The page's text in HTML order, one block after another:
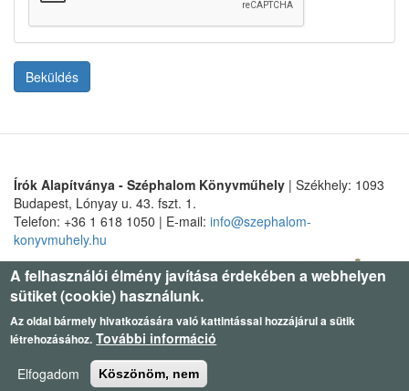
Beküldés
Írók Alapítványa - Széphalom Könyvműhely | Székhely: 1093
Budapest, Lónyay u. 43. fszt. 1.
Telefon: +36 1 618 1050 | E-mail: info@szephalom-
konyvmuhely.hu
A felhasználói élmény javítása érdekében a webhelyen
sütiket (cookie) használunk.
Az oldal bármely hivatkozására való kattintással hozzájárul a sütik
létrehozásához. További információ
Elfogadom
Köszönöm, nem